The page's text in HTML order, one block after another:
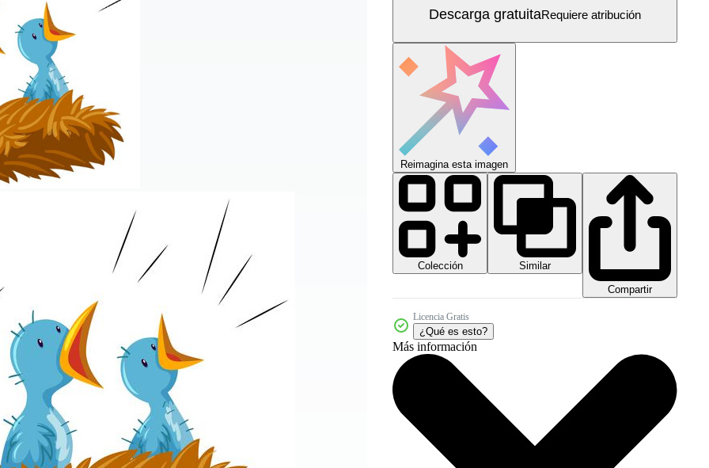
Descarga gratuitaRequiere atribución
Reimagina esta imagen
Colección
Similar
Compartir
Licencia Gratis
¿Qué es esto?
Más información